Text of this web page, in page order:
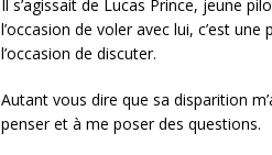
Il s’agissait de Lucas Prince, jeune
l’occasion de voler avec lui, c’est
l’occasion de discuter.
Autant vous dire que sa disparition
penser et à me poser des questions.